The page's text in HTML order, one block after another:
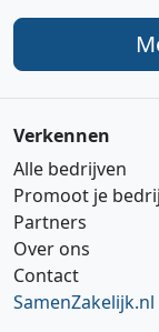
Verkennen
Alle bedrijven
Promoot je
Partners
Over ons
Contact
SamenZakelijk.nl